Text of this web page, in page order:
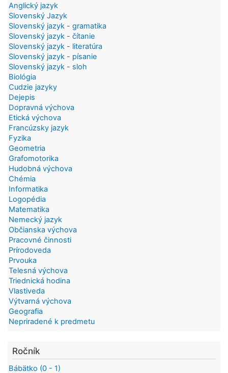
Anglický jazyk
Slovenský Jazyk
Slovenský jazyk - gramatika
Slovenský jazyk - čítanie
Slovenský jazyk - literatúra
Slovenský jazyk - písanie
Slovenský jazyk - sloh
Biológia
Cudzie jazyky
Dejepis
Dopravná výchova
Etická výchova
Francúzsky jazyk
Fyzika
Geometria
Grafomotorika
Hudobná výchova
Chémia
Informatika
Logopédia
Matematika
Nemecký jazyk
Občianska výchova
Pracovné činnosti
Prírodoveda
Prvouka
Telesná výchova
Triednická hodina
Vlastiveda
Výtvarná výchova
Geografia
Nepriradené k predmetu
Ročník
Bábätko (0 - 1)